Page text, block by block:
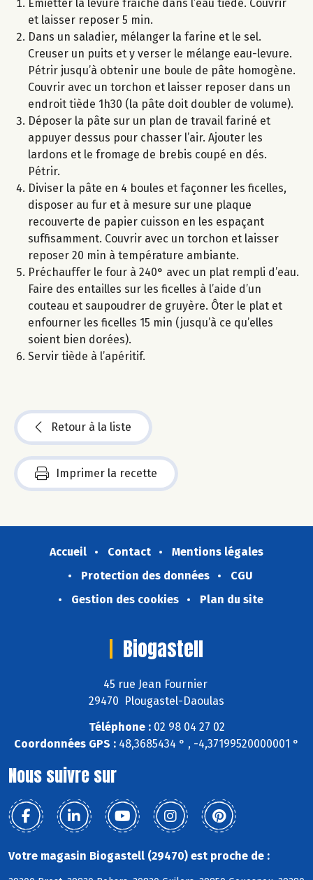
Emietter la levure fraîche dans l’eau tiède. Couvrir
et laisser reposer 5 min.
Dans un saladier, mélanger la farine et le sel.
Creuser un puits et y verser le mélange eau-levure.
Pétrir jusqu’à obtenir une boule de pâte homogène.
Couvrir avec un torchon et laisser reposer dans un
endroit tiède 1h30 (la pâte doit doubler de volume).
Déposer la pâte sur un plan de travail fariné et
appuyer dessus pour chasser l’air. Ajouter les
lardons et le fromage de brebis coupé en dés.
Pétrir.
Diviser la pâte en 4 boules et façonner les ficelles,
disposer au fur et à mesure sur une plaque
recouverte de papier cuisson en les espaçant
suffisamment. Couvrir avec un torchon et laisser
reposer 20 min à température ambiante.
Préchauffer le four à 240° avec un plat rempli d’eau.
Faire des entailles sur les ficelles à l’aide d’un
couteau et saupoudrer de gruyère. Ôter le plat et
enfourner les ficelles 15 min (jusqu’à ce qu’elles
soient bien dorées).
Servir tiède à l’apéritif.
Retour à la liste
Imprimer la recette
Accueil Contact
Mentions légales
Protection des données
CGU
Gestion des cookies
Plan du site
Biogastell
45 rue Jean Fournier
29470 Plougastel-Daoulas
Téléphone :02 98 04 27 02
Coordonnées GPS : 48,3685434 ° , -4,37199520000001 °
Nous suivre sur
Votre magasin Biogastell (29470) est proche de :